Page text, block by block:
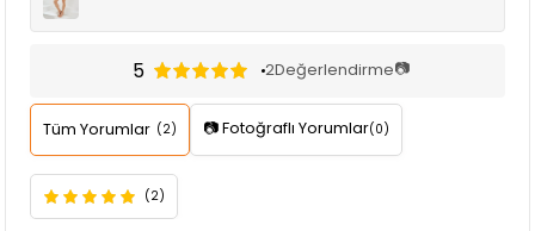
5 2Değerlendirme📷
Tüm Yorumlar (2) 📷 Fotoğraflı Yorumlar(0)
(2)